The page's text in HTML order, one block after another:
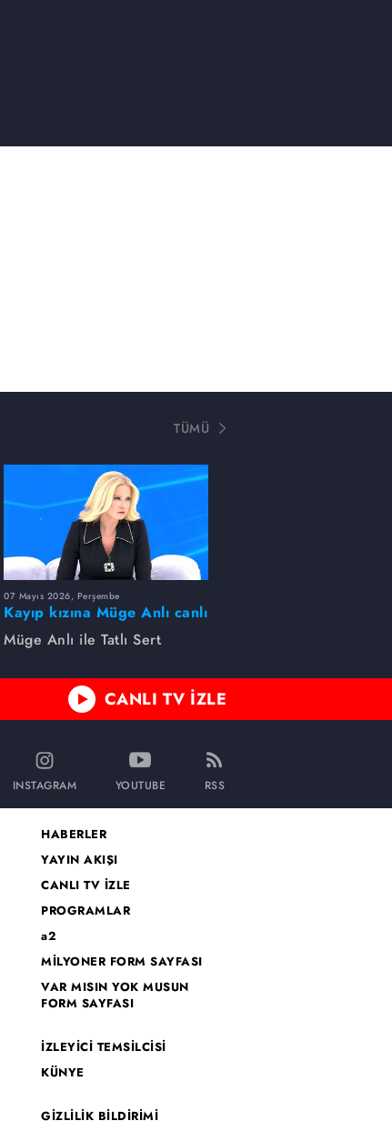
TÜMÜ
07 Mayıs 2026, Perşembe
Kayıp kızına Müge Anlı canlı
yayında kavuştu
Müge Anlı ile Tatlı Sert
CANLI TV İZLE
INSTAGRAM YOUTUBE RSS
HABERLER
YAYIN AKIŞI
CANLI TV İZLE
PROGRAMLAR
a2
MİLYONER FORM SAYFASI
VAR MISIN YOK MUSUN
FORM SAYFASI
İZLEYİCİ TEMSİLCİSİ
KÜNYE
GİZLİLİK BİLDİRİMİ